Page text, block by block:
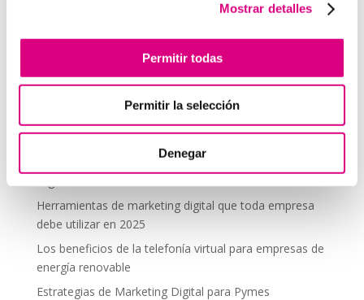
Mostrar detalles
Permitir todas
Permitir la selección
Denegar
Tendencias actuales en marketing y publicidad que
llamadas
Aplicaciones de Inteligencia Artificial para el Marketing
Herramientas de marketing digital que toda empresa
debe utilizar en 2025
Los beneficios de la telefonía virtual para empresas de
energía renovable
Estrategias de Marketing Digital para Pymes